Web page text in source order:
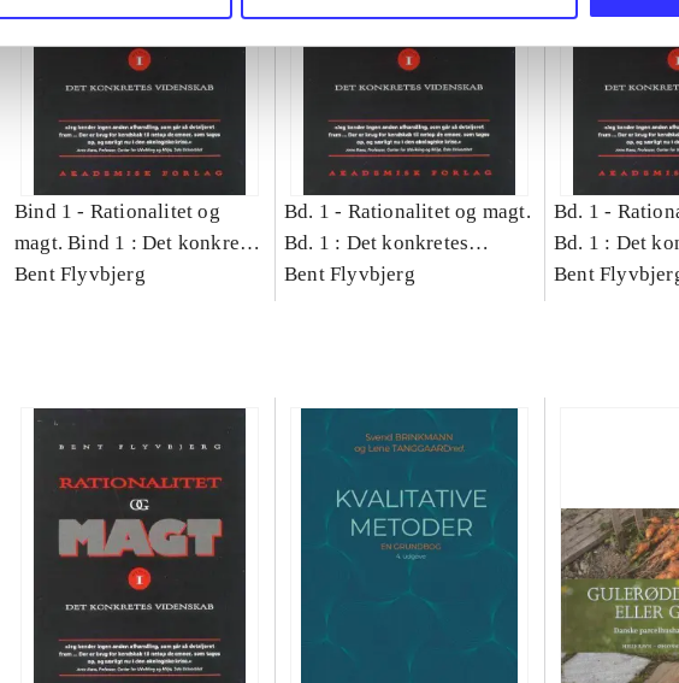
Bind 1 - Rationalitet og
magt. Bind 1 : Det konkretes
videnskab
Bent Flyvbjerg
Bd. 1 - Rationalitet og magt.
Bd. 1 : Det konkretes
videnskab
Bent Flyvbjerg
Bd. 1 -
Bd. 1 : Det
videnskab
Bent